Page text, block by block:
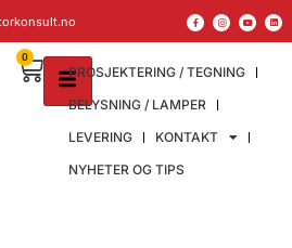
PROSJEKTERING / TEGNING
BELYSNING / LAMPER
LEVERING
KONTAKT
NYHETER OG TIPS
0